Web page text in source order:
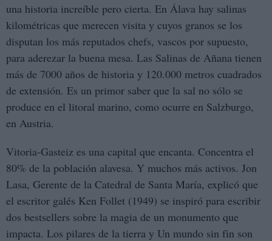
una historia increíble pero cierta. En Álava hay salinas
kilométricas que merecen visita y cuyos granos se los
disputan los más reputados chefs, vascos por supuesto,
para aderezar la buena mesa. Las Salinas de Añana tienen
más de 7000 años de historia y 120.000 metros cuadrados
de extensión. Es un primor saber que la sal no sólo se
produce en el litoral marino, como ocurre en Salzburgo,
en Austria.
Vitoria-Gasteiz es una capital que encanta. Concentra el
80% de la población alavesa. Y muchos más activos. Jon
Lasa, Gerente de la Catedral de Santa María, explicó que
el escritor galés Ken Follet (1949) se inspiró para escribir
dos bestsellers sobre la magia de un monumento que
impacta. Los pilares de la tierra y Un mundo sin fìn son